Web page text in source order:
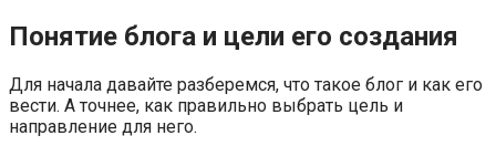
Понятие блога и цели его создания
Для начала давайте разберемся, что такое блог и как его
вести. А точнее, как правильно выбрать цель и
направление для него.